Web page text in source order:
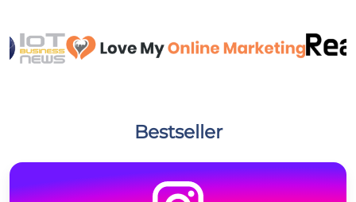
Bestseller